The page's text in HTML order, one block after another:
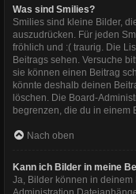
Was sind Smilies?
Smilies sind kleine Bilder,
auszudrücken. Für jeden
fröhlich und :( traurig. Die
Beitrags sehen. Versuche
sie können einen Beitrag
könnte deshalb deinen
löschen. Die Board-
begrenzen, die du in einem
Nach oben
Kann ich Bilder in meine
Ja, Bilder können in